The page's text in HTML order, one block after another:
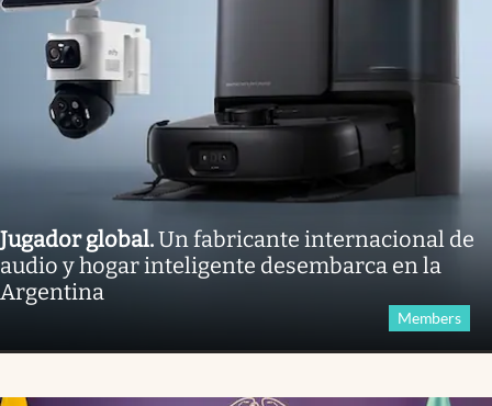
Jugador global.Un fabricante internacional de
audio y hogar inteligente desembarca en la
Argentina
Members